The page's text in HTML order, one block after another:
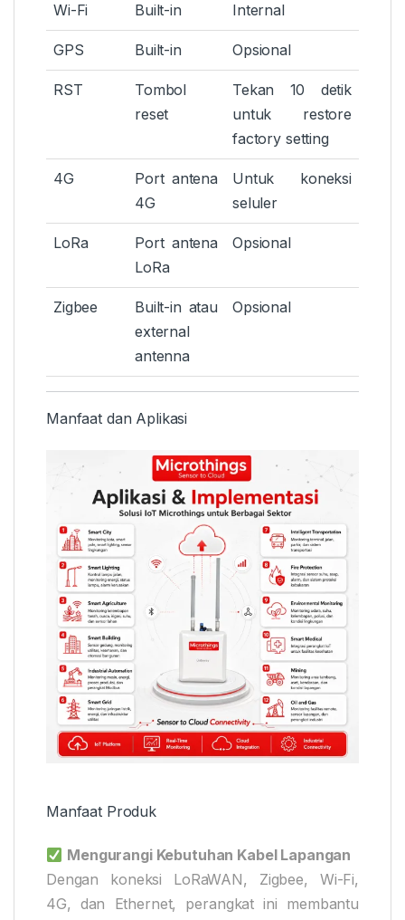
Wi-Fi Built-in Internal
GPS Built-in Opsional
RST
Tombol
reset
Tekan 10 detik
untuk restore
factory setting
4G
Port antena
4G
Untuk koneksi
seluler
LoRa
Port antena
LoRa
Opsional
Zigbee
Built-in atau
external
antenna
Opsional
Manfaat dan Aplikasi
Manfaat Produk
Mengurangi Kebutuhan Kabel Lapangan
Dengan koneksi LoRaWAN, Zigbee, Wi-Fi,
4G, dan Ethernet, perangkat ini membantu